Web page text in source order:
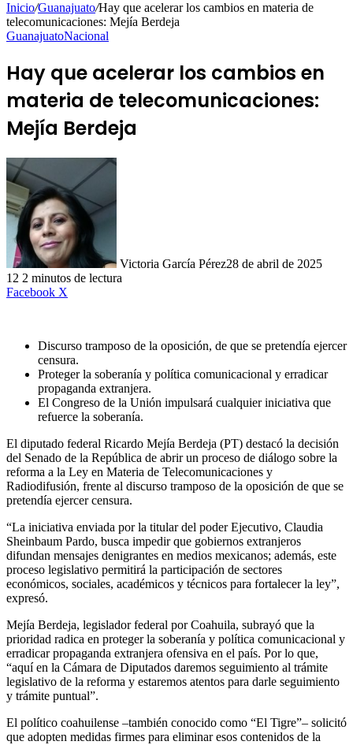
Inicio/Guanajuato/Hay que acelerar los cambios en materia de
telecomunicaciones: Mejía Berdeja
GuanajuatoNacional
Hay que acelerar los cambios en
materia de telecomunicaciones:
Mejía Berdeja
Victoria García Pérez28 de abril de 2025
12 2 minutos de lectura
Facebook X
Discurso tramposo de la oposición, de que se pretendía ejercer
censura.
Proteger la soberanía y política comunicacional y erradicar
propaganda extranjera.
El Congreso de la Unión impulsará cualquier iniciativa que
refuerce la soberanía.
El diputado federal Ricardo Mejía Berdeja (PT) destacó la decisión
del Senado de la República de abrir un proceso de diálogo sobre la
reforma a la Ley en Materia de Telecomunicaciones y
Radiodifusión, frente al discurso tramposo de la oposición de que se
pretendía ejercer censura.
“La iniciativa enviada por la titular del poder Ejecutivo, Claudia
Sheinbaum Pardo, busca impedir que gobiernos extranjeros
difundan mensajes denigrantes en medios mexicanos; además, este
proceso legislativo permitirá la participación de sectores
económicos, sociales, académicos y técnicos para fortalecer la ley”,
expresó.
Mejía Berdeja, legislador federal por Coahuila, subrayó que la
prioridad radica en proteger la soberanía y política comunicacional y
erradicar propaganda extranjera ofensiva en el país. Por lo que,
“aquí en la Cámara de Diputados daremos seguimiento al trámite
legislativo de la reforma y estaremos atentos para darle seguimiento
y trámite puntual”.
El político coahuilense –también conocido como “El Tigre”– solicitó
que adopten medidas firmes para eliminar esos contenidos de la